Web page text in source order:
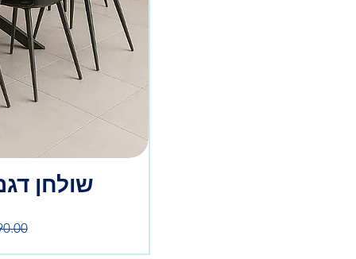
שולחן דגם:
‏7,490.00 ‏₪